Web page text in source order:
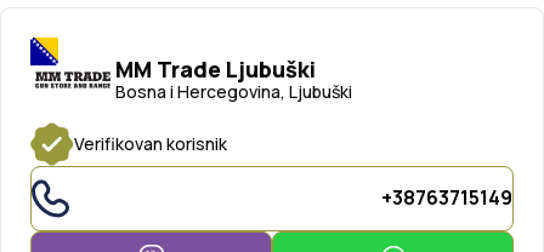
MM Trade Ljubuški
Bosna i Hercegovina, Ljubuški
Verifikovan korisnik
+38763715149